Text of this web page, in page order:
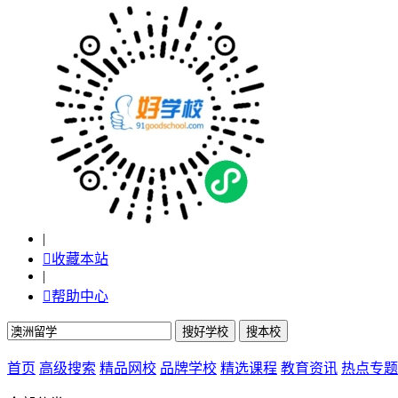
|
收藏本站
|
帮助中心
首页 高级搜索 精品网校 品牌学校 精选课程 教育资讯 热点专题